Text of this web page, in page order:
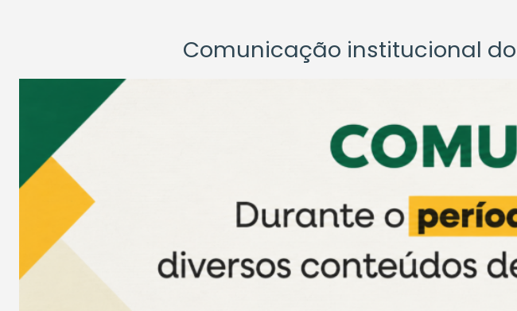
Comunicação institucional